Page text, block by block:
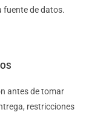
fuente de datos.
antes de tomar
restricciones